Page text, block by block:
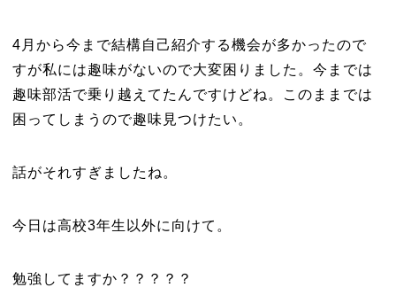
4月から今まで結構自己紹介する機会が多かったので
すが私には趣味がないので大変困りました。今までは
趣味部活で乗り越えてたんですけどね。このままでは
困ってしまうので趣味見つけたい。
話がそれすぎましたね。
今日は高校3年生以外に向けて。
勉強してますか？？？？？